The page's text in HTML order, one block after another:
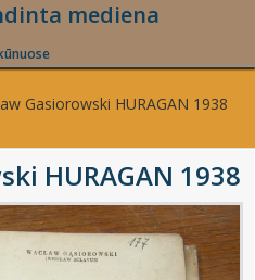
mediena
Gasiorowski HURAGAN 1938
HURAGAN 1938